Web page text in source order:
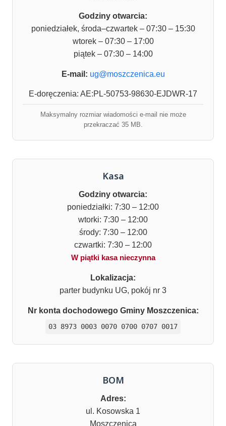
Godziny otwarcia:
poniedziałek, środa–czwartek – 07:30 – 15:30
wtorek – 07:30 – 17:00
piątek – 07:30 – 14:00
E-mail: ug@moszczenica.eu
E-doręczenia: AE:PL-50753-98630-EJDWR-17
Maksymalny rozmiar wiadomości e-mail nie może
przekraczać 35 MB.
Kasa
Godziny otwarcia:
poniedziałki: 7:30 – 12:00
wtorki: 7:30 – 12:00
środy: 7:30 – 12:00
czwartki: 7:30 – 12:00
W piątki kasa nieczynna
Lokalizacja:
parter budynku UG, pokój nr 3
Nr konta dochodowego Gminy Moszczenica:
03 8973 0003 0070 0700 0707 0017
BOM
Adres:
ul. Kosowska 1
Moszczenica